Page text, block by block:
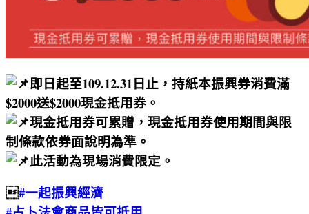
即日起至109.12.31日止，持紙本振興券消費滿
$2000送$2000現金抵用券。
現金抵用券可累贈，現金抵用券使用期間與限
制條款依券面說明為準。
此活動為現場消費限定。
#一起振興經濟